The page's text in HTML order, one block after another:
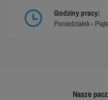
Godziny pracy:
Poniedziałek -
Nasze